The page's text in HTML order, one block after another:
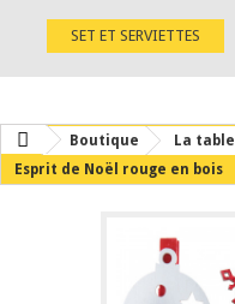
SET ET SERVIETTES
Boutique La table
Esprit de Noël rouge en bois